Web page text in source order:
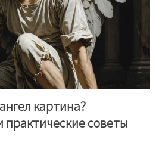
картина?
советы